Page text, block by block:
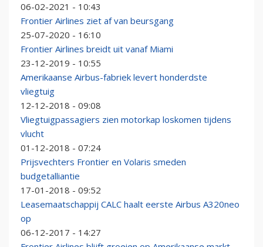
06-02-2021 - 10:43
Frontier Airlines ziet af van beursgang
25-07-2020 - 16:10
Frontier Airlines breidt uit vanaf Miami
23-12-2019 - 10:55
Amerikaanse Airbus-fabriek levert honderdste
vliegtuig
12-12-2018 - 09:08
Vliegtuigpassagiers zien motorkap loskomen tijdens
vlucht
01-12-2018 - 07:24
Prijsvechters Frontier en Volaris smeden
budgetalliantie
17-01-2018 - 09:52
Leasemaatschappij CALC haalt eerste Airbus A320neo
op
06-12-2017 - 14:27